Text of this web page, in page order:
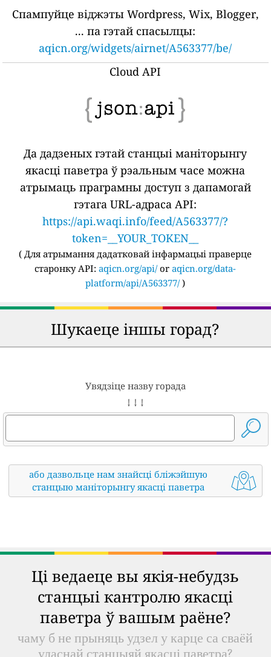
Спампуйце віджэты Wordpress, Wix, Blogger,
... па гэтай спасылцы:
aqicn.org/widgets/airnet/A563377/be/
Cloud API
Да дадзеных гэтай станцыі маніторынгу
якасці паветра ў рэальным часе можна
атрымаць праграмны доступ з дапамогай
гэтага URL-адраса API:
https://api.waqi.info/feed/A563377/?
token=__YOUR_TOKEN__
(Для атрымання дадатковай інфармацыі праверце
старонку API: aqicn.org/api/oraqicn.org/data-
platform/api/A563377/)
Шукаеце іншы горад?
Увядзіце назву горада
↓ ↓ ↓
або дазвольце нам знайсці бліжэйшую
станцыю маніторынгу якасці паветра
Ці ведаеце вы якія-небудзь
станцыі кантролю якасці
паветра ў вашым раёне?
чаму б не прыняць удзел у карце са сваёй